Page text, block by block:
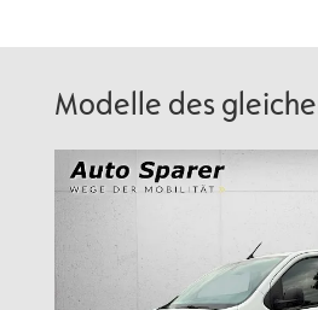
Modelle des